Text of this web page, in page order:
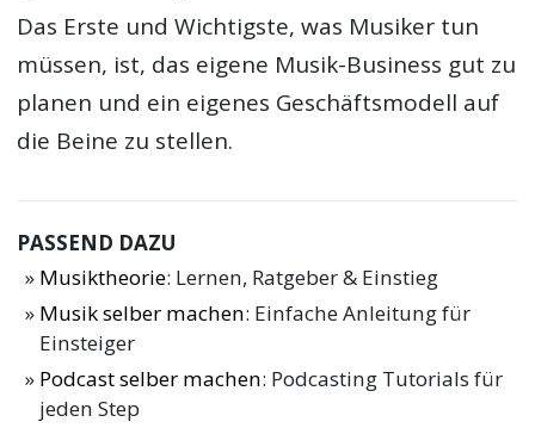
Das Erste und Wichtigste, was Musiker tun
müssen, ist, das eigene Musik-Business gut zu
planen und ein eigenes Geschäftsmodell auf
die Beine zu stellen.
PASSEND DAZU
Musiktheorie: Lernen, Ratgeber & Einstieg
Musik selber machen: Einfache Anleitung für
Einsteiger
Podcast selber machen: Podcasting Tutorials für
jeden Step